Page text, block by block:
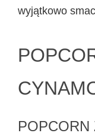
wyjątkowo
POPCORN